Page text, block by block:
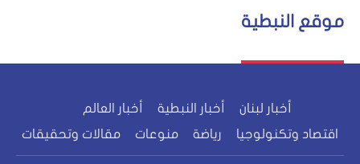
موقع النبطية
أخبار لبنان أخبار النبطية
أخبار العالم
اقتصاد وتكنولوجيا
رياضة منوعات مقالات وتحقيقات